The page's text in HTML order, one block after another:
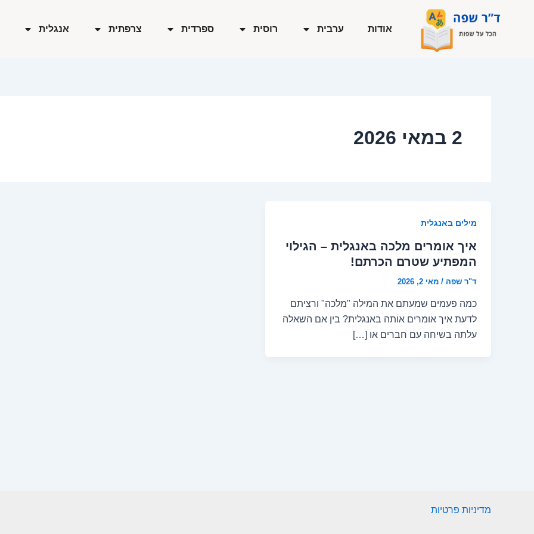
אודות ערבית רוסית ספרדית צרפתית אנגלית
2 במאי 2026
מילים באנגלית
איך אומרים מלכה באנגלית – הגילוי
המפתיע שטרם הכרתם!
ד"ר שפה / מאי 2, 2026
כמה פעמים שמעתם את המילה "מלכה" ורציתם
לדעת איך אומרים אותה באנגלית? בין אם השאלה
עלתה בשיחה עם חברים או […]
מדיניות פרטיות